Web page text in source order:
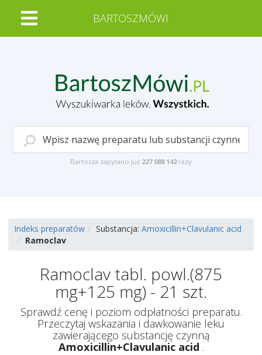
BARTOSZMÓWI
Bartosza zapytano już 227 088 142 razy
Indeks preparatów Substancja: Amoxicillin+Clavulanic acid
Ramoclav
Ramoclav tabl. powl.(875
mg+125 mg) - 21 szt.
Sprawdź cenę i poziom odpłatności preparatu.
Przeczytaj wskazania i dawkowanie leku
zawierającego substancję czynną
Amoxicillin+Clavulanic acid .